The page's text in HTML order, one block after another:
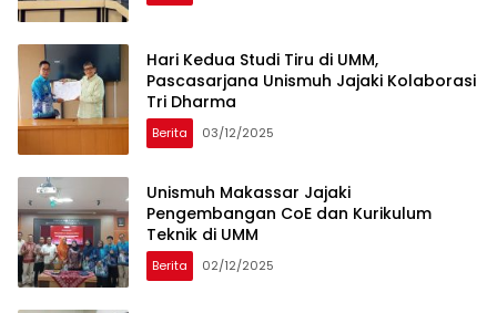
Hari Kedua Studi Tiru di UMM,
Pascasarjana Unismuh Jajaki Kolaborasi
Tri Dharma
Berita 03/12/2025
Unismuh Makassar Jajaki
Pengembangan CoE dan Kurikulum
Teknik di UMM
Berita 02/12/2025